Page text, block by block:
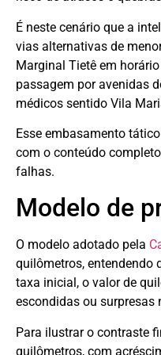
É neste cenário que a
vias alternativas de
Marginal Tietê em
passagem por avenidas
médicos sentido Vila
Esse embasamento
com o conteúdo
falhas.
Modelo de
O modelo adotado pela
quilômetros, entendendo
taxa inicial, o valor de
escondidas ou surpresas
Para ilustrar o contraste
quilômetros, com